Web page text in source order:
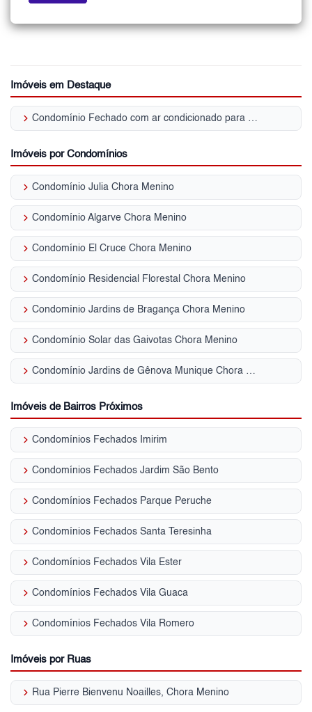
Imóveis em Destaque
keyboard_arrow_right Condomínio Fechado com ar condicionado para Venda | Chora Menino
Imóveis por Condomínios
keyboard_arrow_right Condomínio Julia Chora Menino
keyboard_arrow_right Condomínio Algarve Chora Menino
keyboard_arrow_right Condomínio El Cruce Chora Menino
keyboard_arrow_right Condomínio Residencial Florestal Chora Menino
keyboard_arrow_right Condomínio Jardins de Bragança Chora Menino
keyboard_arrow_right Condomínio Solar das Gaivotas Chora Menino
keyboard_arrow_right Condomínio Jardins de Gênova Munique Chora Menino
Imóveis de Bairros Próximos
keyboard_arrow_right Condomínios Fechados Imirim
keyboard_arrow_right Condomínios Fechados Jardim São Bento
keyboard_arrow_right Condomínios Fechados Parque Peruche
keyboard_arrow_right Condomínios Fechados Santa Teresinha
keyboard_arrow_right Condomínios Fechados Vila Ester
keyboard_arrow_right Condomínios Fechados Vila Guaca
keyboard_arrow_right Condomínios Fechados Vila Romero
Imóveis por Ruas
keyboard_arrow_right Rua Pierre Bienvenu Noailles, Chora Menino